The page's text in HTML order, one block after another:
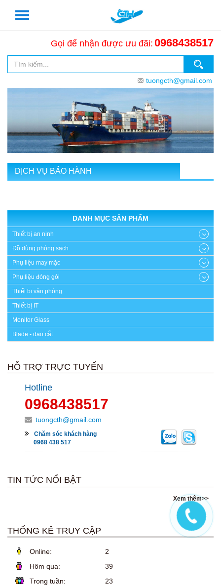
Gọi để nhận được ưu đãi: 0968438517
tuongcth@gmail.com
DỊCH VỤ BẢO HÀNH
DANH MỤC SẢN PHẨM
Thiết bị an ninh
Đồ dùng phòng sạch
Phụ liệu may mặc
Phụ liệu đóng gói
Thiết bị văn phòng
Thiết bị IT
Monitor Glass
Blade - dao cắt
HỖ TRỢ TRỰC TUYẾN
Hotline
0968438517
tuongcth@gmail.com
Chăm sóc khách hàng
0968 438 517
TIN TỨC NỔI BẬT
Xem thêm>>
THỐNG KÊ TRUY CẬP
Online:
2
Hôm qua:
39
Trong tuần:
23